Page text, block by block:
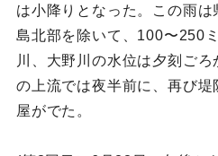
は小降りとなった。この雨
島北部を除いて、100〜250
川、大野川の水位は夕刻ごろ
の上流では夜半前に、再び
屋がでた。